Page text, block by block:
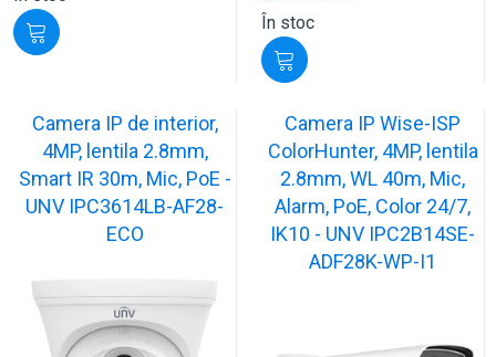
În stoc
Camera IP de interior,
4MP, lentila 2.8mm,
Smart IR 30m, Mic, PoE -
UNV IPC3614LB-AF28-
ECO
Camera IP Wise-ISP
ColorHunter, 4MP, lentila
2.8mm, WL 40m, Mic,
Alarm, PoE, Color 24/7,
IK10 - UNV IPC2B14SE-
ADF28K-WP-I1